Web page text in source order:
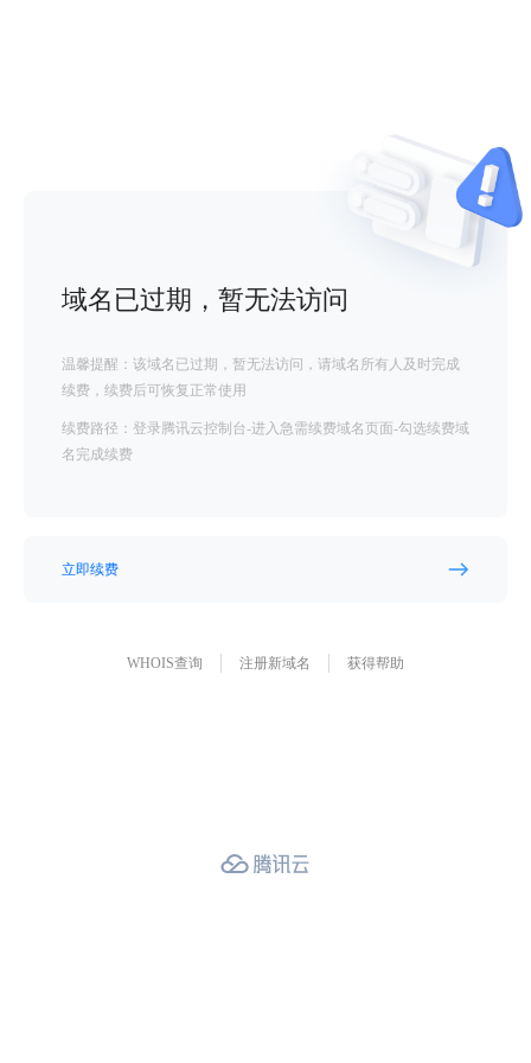
域名已过期，暂无法访问
温馨提醒：该域名已过期，暂无法访问，请域名所有人及时完成
续费，续费后可恢复正常使用
续费路径：登录腾讯云控制台-进入急需续费域名页面-勾选续费域
名完成续费
立即续费
WHOIS查询 注册新域名 获得帮助